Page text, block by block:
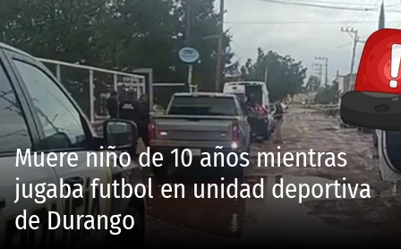
Muere niño de 10 años mientras
jugaba futbol en unidad deportiva
de Durango